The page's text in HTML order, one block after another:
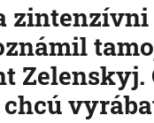
Zelenskyj.